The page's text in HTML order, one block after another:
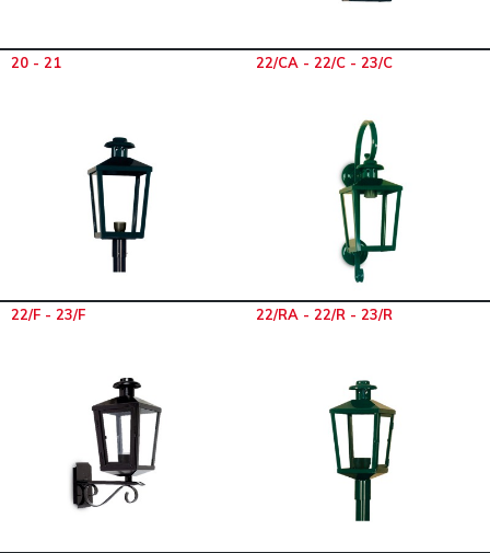
20 - 21 22/CA - 22/C - 23/C
22/F - 23/F 22/RA - 22/R - 23/R